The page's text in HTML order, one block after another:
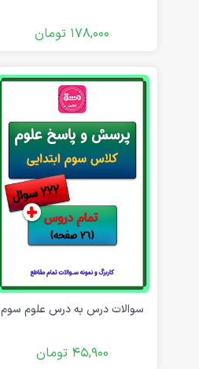
178,000 تومان
سوالات درس به درس علوم سوم
45,900 تومان